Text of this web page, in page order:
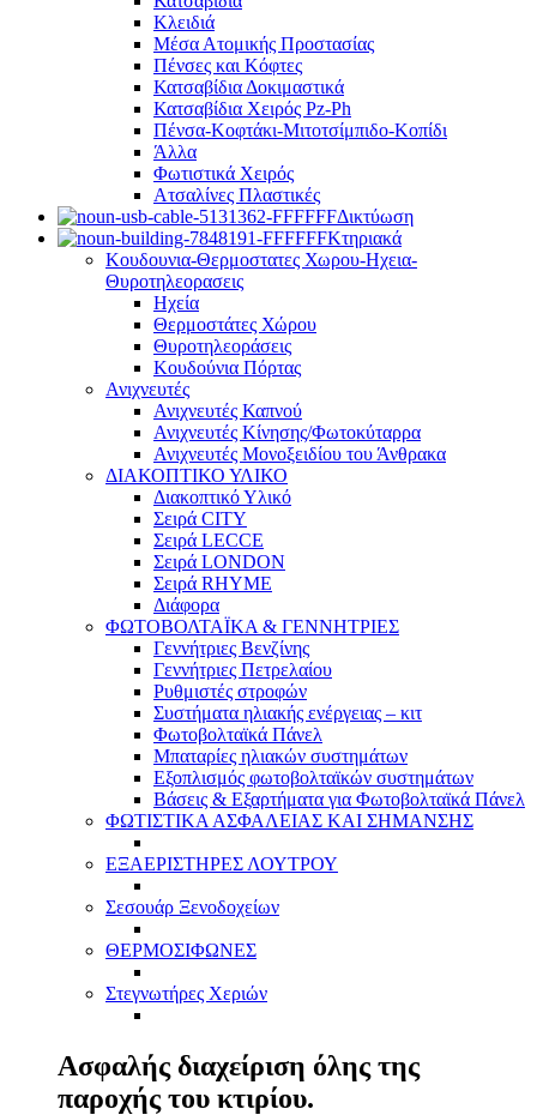
Κλειδιά
Μέσα Ατομικής Προστασίας
Πένσες και Κόφτες
Κατσαβίδια Δοκιμαστικά
Κατσαβίδια Χειρός Pz-Ph
Πένσα-Κοφτάκι-Μιτοτσίμπιδο-Κοπίδι
Άλλα
Φωτιστικά Χειρός
Ατσαλίνες Πλαστικές
Δικτύωση
Κτηριακά
Κουδουνια-Θερμοστατες Χωρου-Ηχεια-
Θυροτηλεορασεις
Ηχεία
Θερμοστάτες Χώρου
Θυροτηλεοράσεις
Κουδούνια Πόρτας
Ανιχνευτές
Ανιχνευτές Καπνού
Ανιχνευτές Κίνησης/Φωτοκύταρρα
Ανιχνευτές Μονοξειδίου του Άνθρακα
ΔΙΑΚΟΠΤΙΚΟ ΥΛΙΚΟ
Διακοπτικό Υλικό
Σειρά CITY
Σειρά LECCE
Σειρά LONDON
Σειρά RHYME
Διάφορα
ΦΩΤΟΒΟΛΤΑΪΚΑ & ΓΕΝΝΗΤΡΙΕΣ
Γεννήτριες Βενζίνης
Γεννήτριες Πετρελαίου
Ρυθμιστές στροφών
Συστήματα ηλιακής ενέργειας – κιτ
Φωτοβολταϊκά Πάνελ
Μπαταρίες ηλιακών συστημάτων
Εξοπλισμός φωτοβολταϊκών συστημάτων
Βάσεις & Εξαρτήματα για Φωτοβολταϊκά Πάνελ
ΦΩΤΙΣΤΙΚΑ ΑΣΦΑΛΕΙΑΣ ΚΑΙ ΣΗΜΑΝΣΗΣ
ΕΞΑΕΡΙΣΤΗΡΕΣ ΛΟΥΤΡΟΥ
Σεσουάρ Ξενοδοχείων
ΘΕΡΜΟΣΙΦΩΝΕΣ
Στεγνωτήρες Χεριών
Ασφαλής διαχείριση όλης της
παροχής του κτιρίου.